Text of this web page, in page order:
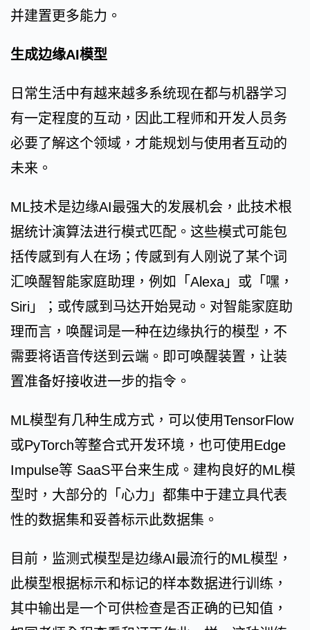
并建置更多能力。
生成边缘AI模型
日常生活中有越来越多系统现在都与机器学习
有一定程度的互动，因此工程师和开发人员务
必要了解这个领域，才能规划与使用者互动的
未来。
ML技术是边缘AI最强大的发展机会，此技术根
据统计演算法进行模式匹配。这些模式可能包
括传感到有人在场；传感到有人刚说了某个词
汇唤醒智能家庭助理，例如「Alexa」或「嘿，
Siri」；或传感到马达开始晃动。对智能家庭助
理而言，唤醒词是一种在边缘执行的模型，不
需要将语音传送到云端。即可唤醒装置，让装
置准备好接收进一步的指令。
ML模型有几种生成方式，可以使用TensorFlow
或PyTorch等整合式开发环境，也可使用Edge
Impulse等 SaaS平台来生成。建构良好的ML模
型时，大部分的「心力」都集中于建立具代表
性的数据集和妥善标示此数据集。
目前，监测式模型是边缘AI最流行的ML模型，
此模型根据标示和标记的样本数据进行训练，
其中输出是一个可供检查是否正确的已知值，